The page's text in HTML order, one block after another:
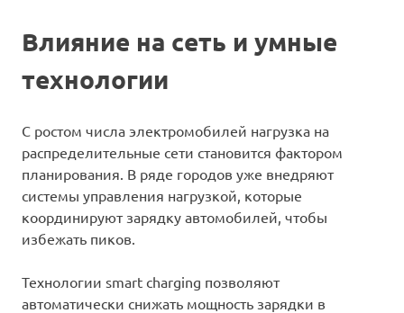
Влияние на сеть и умные
технологии
С ростом числа электромобилей нагрузка на
распределительные сети становится фактором
планирования. В ряде городов уже внедряют
системы управления нагрузкой, которые
координируют зарядку автомобилей, чтобы
избежать пиков.
Технологии smart charging позволяют
автоматически снижать мощность зарядки в